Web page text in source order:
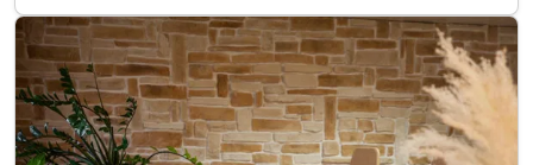
1 x Kräuterölbad mit anschließendem Obstteller
1 x Wellness-Salat im Restaurant
1 x Wellness-Cocktail (alkoholfrei)
1 x Spreewald-Überraschung auf dem Zimmer
1 x 1 Flasche Mineralwasser am Anreisetag